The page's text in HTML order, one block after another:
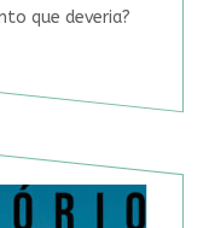
que deveria?